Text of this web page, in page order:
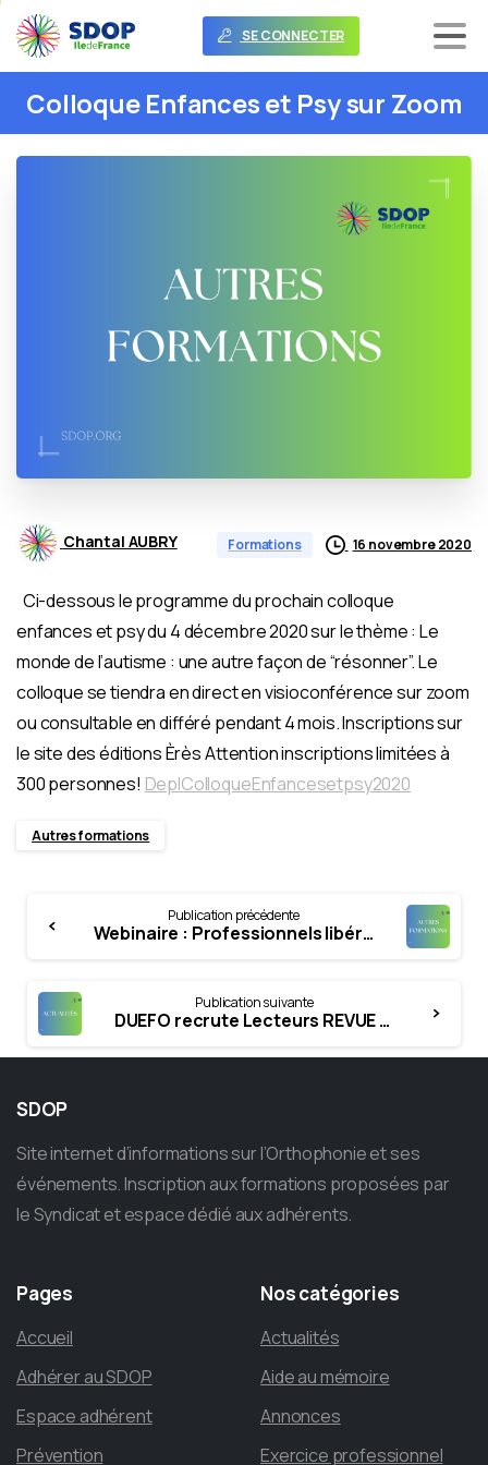
SE CONNECTER
Colloque Enfanceset Psysur Zoom
Chantal AUBRY Formations 16 novembre 2020
Ci-dessous le programme du prochain colloque
enfances et psy du 4 décembre 2020 sur le thème : Le
monde de l’autisme : une autre façon de “résonner”. Le
colloque se tiendra en direct en visioconférence sur zoom
ou consultable en différé pendant 4 mois. Inscriptions sur
le site des éditions Èrès Attention inscriptions limitées à
300 personnes! DeplColloqueEnfancesetpsy2020
Autres formations
Reading
Publication précédente
Webinaire : Professionnels libéraux : faire face à ses obligations fiscales et sociales en pleine deuxième vague de crise sanitaire
Publication suivante
DUEFO recrute Lecteurs REVUE DE LITTERATURE M2
SDOP
Site internet d’informations sur l’Orthophonie et ses
événements. Inscription aux formations proposées par
le Syndicat et espace dédié aux adhérents.
Pages
Accueil
Adhérer au SDOP
Espace adhérent
Prévention
Noscatégories
Actualités
Aide au mémoire
Annonces
Exercice professionnel